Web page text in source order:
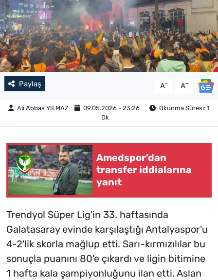
Paylaş A- A+
Ali Abbas YILMAZ 09.05.2026 - 23:26
Okunma Süresi: 1
Dk
Amedspor’dan
transfer iddialarına
yanıt
Trendyol Süper Lig'in 33. haftasında
Galatasaray evinde karşılaştığı Antalyaspor'u
4-2'lik skorla mağlup etti. Sarı-kırmızılılar bu
sonuçla puanını 80'e çıkardı ve ligin bitimine
1 hafta kala şampiyonluğunu ilan etti. Aslan